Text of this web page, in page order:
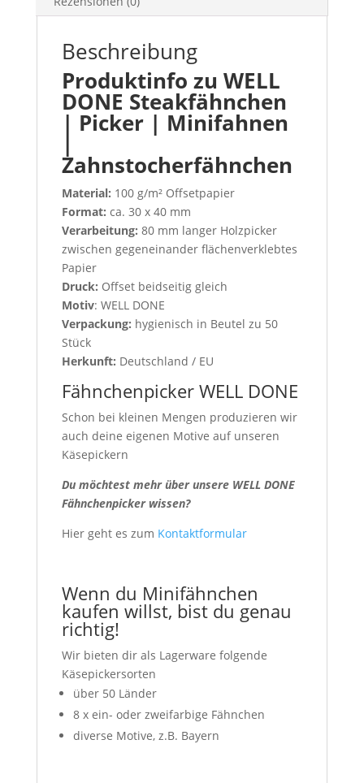
Beschreibung
Produktinfo zu WELL
DONE Steakfähnchen
| Picker | Minifahnen
Zahnstocherfähnchen
Material: 100 g/m² Offsetpapier
Format: ca. 30 x 40 mm
Verarbeitung: 80 mm langer Holzpicker
zwischen gegeneinander flächenverklebtes
Papier
Druck: Offset beidseitig gleich
Motiv: WELL DONE
Verpackung: hygienisch in Beutel zu 50
Stück
Herkunft: Deutschland / EU
Fähnchenpicker WELL DONE
Schon bei kleinen Mengen produzieren wir
auch deine eigenen Motive auf unseren
Käsepickern
Du möchtest mehr über unsere WELL DONE
Fähnchenpicker wissen?
Hier geht es zum Kontaktformular
Wenn du Minifähnchen
kaufen willst, bist du genau
richtig!
Wir bieten dir als Lagerware folgende
Käsepickersorten
über 50 Länder
8 x ein- oder zweifarbige Fähnchen
diverse Motive, z.B. Bayern